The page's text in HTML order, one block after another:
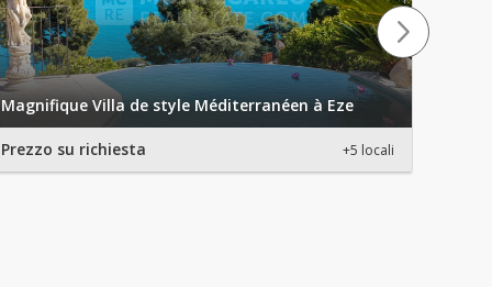
Magnifique Villa de style Méditerranéen à Eze
Prezzo su richiesta +5 locali